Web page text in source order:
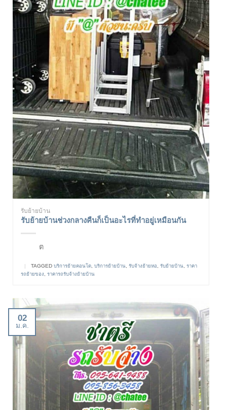
รับย้ายบ้าน
รับย้ายบ้านช่วงกลางคืนก็เป็นอะไรที่ทำอยู่เหมือนกัน
ต
TAGGED บริการย้ายคอนโด, บริการย้ายบ้าน, รับจ้างย้ายหอ, รับย้ายบ้าน, ราคา
รถย้ายของ, ราคารถรับจ้างย้ายบ้าน
02
ม.ค.